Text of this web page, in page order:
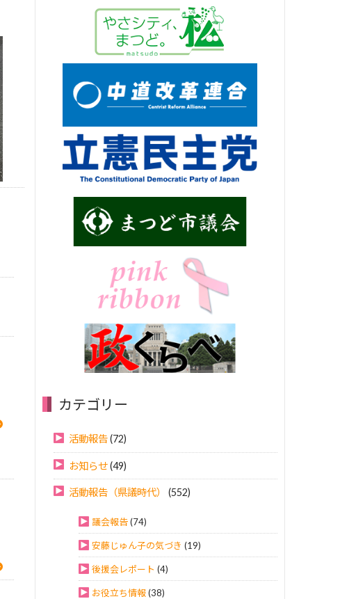
カテゴリー
活動報告(72)
お知らせ(49)
活動報告（県議時代） (552)
議会報告(74)
安藤じゅん子の気づき (19)
後援会レポート (4)
お役立ち情報(38)